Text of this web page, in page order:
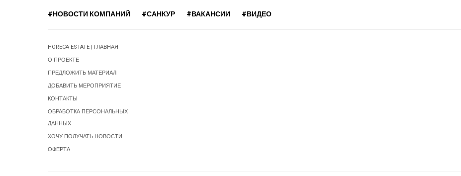
#НОВОСТИ КОМПАНИЙ #САНКУР #ВАКАНСИИ #ВИДЕО
HORECA ESTATE | ГЛАВНАЯ
О ПРОЕКТЕ
ПРЕДЛОЖИТЬ МАТЕРИАЛ
ДОБАВИТЬ МЕРОПРИЯТИЕ
КОНТАКТЫ
ОБРАБОТКА ПЕРСОНАЛЬНЫХ
ДАННЫХ
ХОЧУ ПОЛУЧАТЬ НОВОСТИ
ОФЕРТА